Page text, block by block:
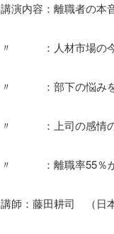
講演内容：離職者の本
〃 ：人材市場の今
〃 ：部下の悩みを
〃 ：上司の感情の
〃 ：離職率55％か
講師：藤田耕司 （日